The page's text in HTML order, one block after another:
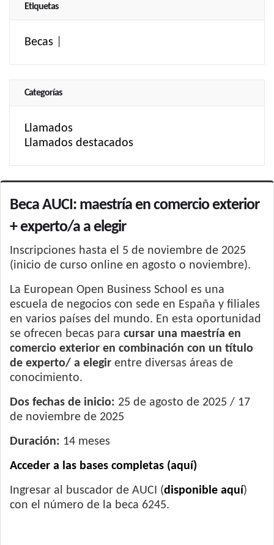
Etiquetas
Becas
Categorías
Llamados
Llamados destacados
Beca AUCI: maestría en comercio exterior
+ experto/a a elegir
Inscripciones hasta el 5 de noviembre de 2025
(inicio de curso online en agosto o noviembre).
La European Open Business School es una
escuela de negocios con sede en España y filiales
en varios países del mundo. En esta oportunidad
se ofrecen becas para cursar una maestría en
comercio exterior en combinación con un título
de experto/ a elegir entre diversas áreas de
conocimiento.
Dos fechas de inicio: 25 de agosto de 2025 / 17
de noviembre de 2025
Duración: 14 meses
Acceder a las bases completas (aquí)
Ingresar al buscador de AUCI (disponible aquí)
con el número de la beca 6245.